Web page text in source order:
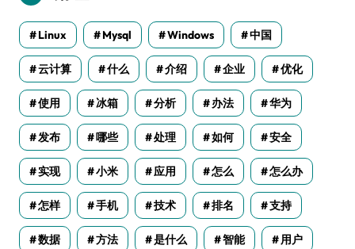
Linux Mysql Windows 中国
云计算 什么 介绍 企业 优化
使用 冰箱 分析 办法 华为
发布 哪些 处理 如何 安全
实现 小米 应用 怎么 怎么办
怎样 手机 技术 排名 支持
数据 方法 是什么 智能 用户